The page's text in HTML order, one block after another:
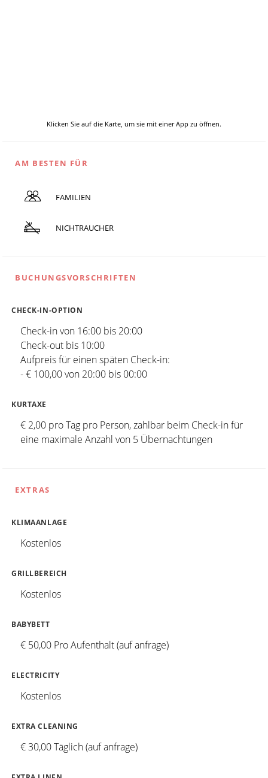
Klicken Sie auf die Karte, um sie mit einer App zu öffnen.
AM BESTEN FÜR
FAMILIEN
NICHTRAUCHER
BUCHUNGSVORSCHRIFTEN
CHECK-IN-OPTION
Check-in von 16:00 bis 20:00
Check-out bis 10:00
Aufpreis für einen späten Check-in:
- € 100,00 von 20:00 bis 00:00
KURTAXE
€ 2,00 pro Tag pro Person, zahlbar beim Check-in für
eine maximale Anzahl von 5 Übernachtungen
EXTRAS
KLIMAANLAGE
Kostenlos
GRILLBEREICH
Kostenlos
BABYBETT
€ 50,00 Pro Aufenthalt (auf anfrage)
ELECTRICITY
Kostenlos
EXTRA CLEANING
€ 30,00 Täglich (auf anfrage)